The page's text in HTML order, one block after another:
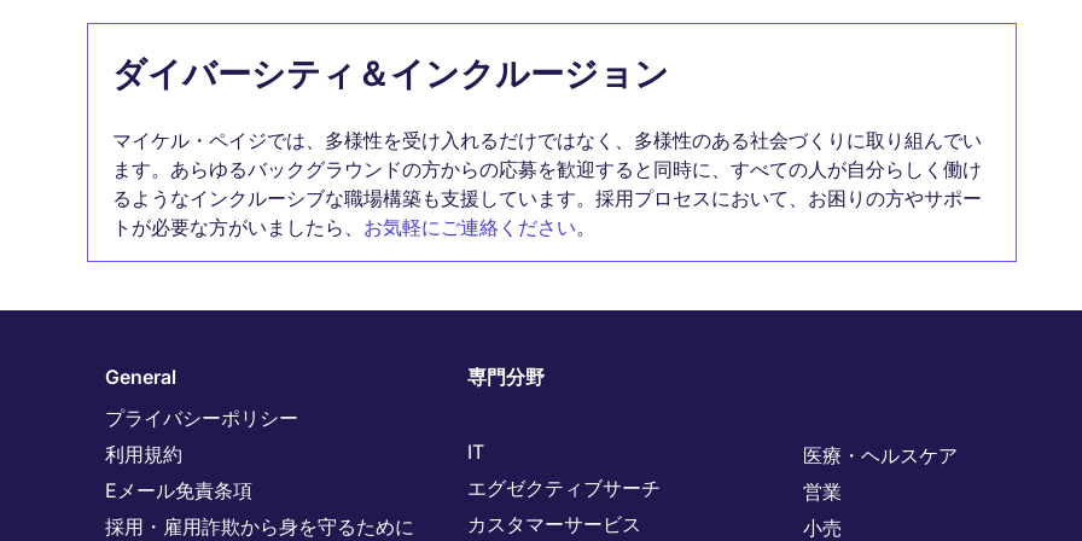
ダイバーシティ＆インクルージョン
マイケル・ペイジでは、多様性を受け入れるだけではなく、多様性のある社会づくりに取り組んでい
ます。あらゆるバックグラウンドの方からの応募を歓迎すると同時に、すべての人が自分らしく働け
るようなインクルーシブな職場構築も支援しています。採用プロセスにおいて、お困りの方やサポー
トが必要な方がいましたら、 お気軽にご連絡ください。
General
プライバシーポリシー
利用規約
Eメール免責条項
採用・雇用詐欺から身を守るために
専門分野
IT
エグゼクティブサーチ
カスタマーサービス
医療・ヘルスケア
営業
小売